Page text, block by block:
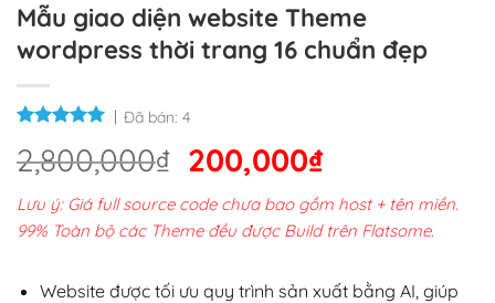
Mẫu giao diện website Theme
wordpress thời trang 16 chuẩn đẹp
Đã bán: 4
2,800,000₫ Giá
gốc
là:
2,800,000₫.
200,000₫Giá
hiện
tại
200,000₫.
Lưu ý: Giá full source code chưa bao gồm host + tên miền.
99% Toàn bộ các Theme đều được Build trên Flatsome.
Website được tối ưu quy trình sản xuất bằng AI, giúp